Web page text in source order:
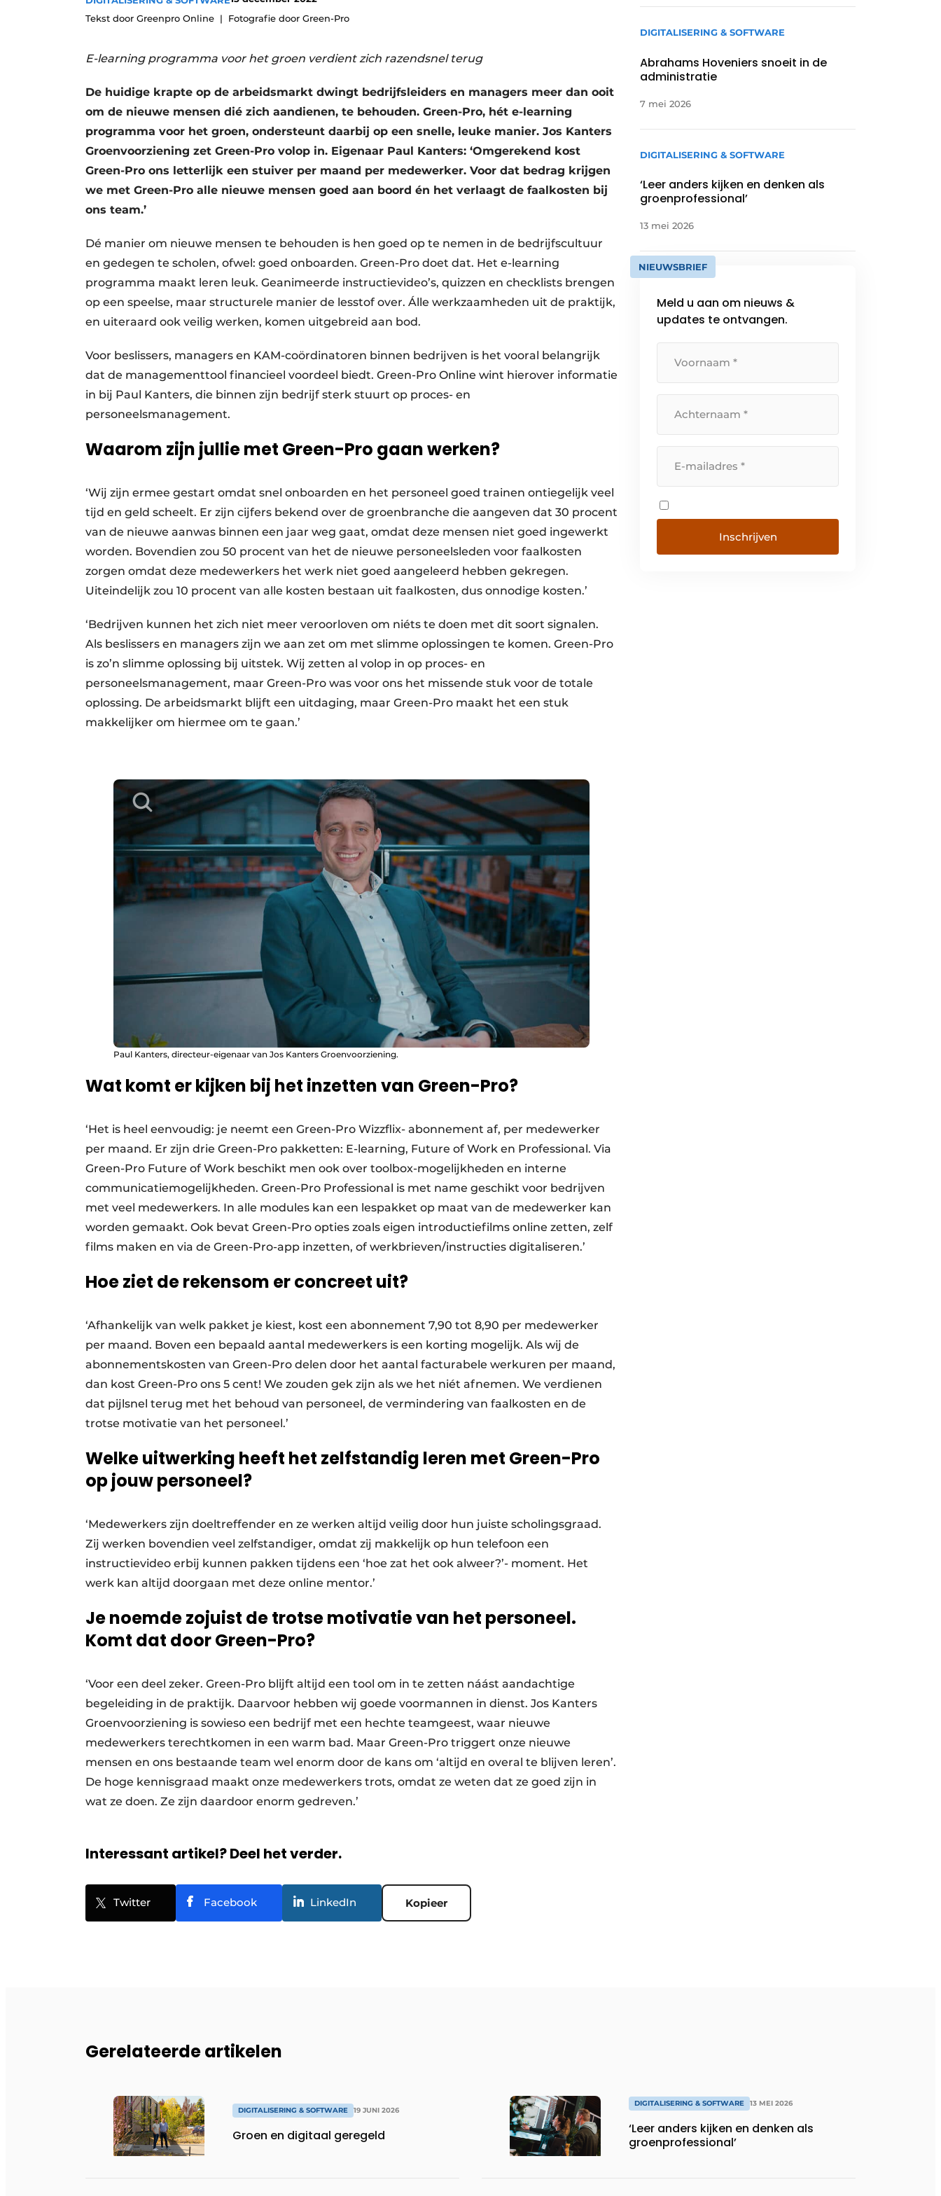
Save the Date
Vacatures
Video’s
Tekst door Greenpro Online
Fotografie door Green-Pro
E-learning programma voor het groen verdient zich razendsnel terug
De huidige krapte op de arbeidsmarkt dwingt bedrijfsleiders en managers meer dan ooit
om de nieuwe mensen dié zich aandienen, te behouden. Green-Pro, hét e-learning
programma voor het groen, ondersteunt daarbij op een snelle, leuke manier. Jos Kanters
Groenvoorziening zet Green-Pro volop in. Eigenaar Paul Kanters: ‘Omgerekend kost
Green-Pro ons letterlijk een stuiver per maand per medewerker. Voor dat bedrag krijgen
we met Green-Pro alle nieuwe mensen goed aan boord én het verlaagt de faalkosten bij
ons team.’
Dé manier om nieuwe mensen te behouden is hen goed op te nemen in de bedrijfscultuur
en gedegen te scholen, ofwel: goed onboarden. Green-Pro doet dat. Het e-learning
programma maakt leren leuk. Geanimeerde instructievideo’s, quizzen en checklists brengen
op een speelse, maar structurele manier de lesstof over. Álle werkzaamheden uit de praktijk,
en uiteraard ook veilig werken, komen uitgebreid aan bod.
Voor beslissers, managers en KAM-coördinatoren binnen bedrijven is het vooral belangrijk
dat de managementtool financieel voordeel biedt. Green-Pro Online wint hierover informatie
in bij Paul Kanters, die binnen zijn bedrijf sterk stuurt op proces- en
personeelsmanagement.
Waarom zijn jullie met Green-Pro gaan werken?
‘Wij zijn ermee gestart omdat snel onboarden en het personeel goed trainen ontiegelijk veel
tijd en geld scheelt. Er zijn cijfers bekend over de groenbranche die aangeven dat 30 procent
van de nieuwe aanwas binnen een jaar weg gaat, omdat deze mensen niet goed ingewerkt
worden. Bovendien zou 50 procent van het de nieuwe personeelsleden voor faalkosten
zorgen omdat deze medewerkers het werk niet goed aangeleerd hebben gekregen.
Uiteindelijk zou 10 procent van alle kosten bestaan uit faalkosten, dus onnodige kosten.’
‘Bedrijven kunnen het zich niet meer veroorloven om niéts te doen met dit soort signalen.
Als beslissers en managers zijn we aan zet om met slimme oplossingen te komen. Green-Pro
is zo’n slimme oplossing bij uitstek. Wij zetten al volop in op proces- en
personeelsmanagement, maar Green-Pro was voor ons het missende stuk voor de totale
oplossing. De arbeidsmarkt blijft een uitdaging, maar Green-Pro maakt het een stuk
makkelijker om hiermee om te gaan.’
Paul Kanters, directeur-eigenaar van Jos Kanters Groenvoorziening.
Wat komt er kijken bij het inzetten van Green-Pro?
‘Het is heel eenvoudig: je neemt een Green-Pro Wizzflix- abonnement af, per medewerker
per maand. Er zijn drie Green-Pro pakketten: E-learning, Future of Work en Professional. Via
Green-Pro Future of Work beschikt men ook over toolbox-mogelijkheden en interne
communicatiemogelijkheden. Green-Pro Professional is met name geschikt voor bedrijven
met veel medewerkers. In alle modules kan een lespakket op maat van de medewerker kan
worden gemaakt. Ook bevat Green-Pro opties zoals eigen introductiefilms online zetten, zelf
films maken en via de Green-Pro-app inzetten, of werkbrieven/instructies digitaliseren.’
Hoe ziet de rekensom er concreet uit?
‘Afhankelijk van welk pakket je kiest, kost een abonnement 7,90 tot 8,90 per medewerker
per maand. Boven een bepaald aantal medewerkers is een korting mogelijk. Als wij de
abonnementskosten van Green-Pro delen door het aantal facturabele werkuren per maand,
dan kost Green-Pro ons 5 cent! We zouden gek zijn als we het niét afnemen. We verdienen
dat pijlsnel terug met het behoud van personeel, de vermindering van faalkosten en de
trotse motivatie van het personeel.’
Welke uitwerking heeft het zelfstandig leren met Green-Pro
op jouw personeel?
‘Medewerkers zijn doeltreffender en ze werken altijd veilig door hun juiste scholingsgraad.
Zij werken bovendien veel zelfstandiger, omdat zij makkelijk op hun telefoon een
instructievideo erbij kunnen pakken tijdens een ‘hoe zat het ook alweer?’- moment. Het
werk kan altijd doorgaan met deze online mentor.’
Je noemde zojuist de trotse motivatie van het personeel.
Komt dat door Green-Pro?
‘Voor een deel zeker. Green-Pro blijft altijd een tool om in te zetten náást aandachtige
begeleiding in de praktijk. Daarvoor hebben wij goede voormannen in dienst. Jos Kanters
Groenvoorziening is sowieso een bedrijf met een hechte teamgeest, waar nieuwe
medewerkers terechtkomen in een warm bad. Maar Green-Pro triggert onze nieuwe
mensen en ons bestaande team wel enorm door de kans om ‘altijd en overal te blijven leren’.
De hoge kennisgraad maakt onze medewerkers trots, omdat ze weten dat ze goed zijn in
wat ze doen. Ze zijn daardoor enorm gedreven.’
Interessant artikel? Deel het verder.
Twitter Facebook LinkedIn Kopieer
DIGITALISERING & SOFTWARE
Abrahams Hoveniers snoeit in de
administratie
7 mei 2026
DIGITALISERING & SOFTWARE
‘Leer anders kijken en denken als
groenprofessional’
13 mei 2026
NIEUWSBRIEF
Meld u aan om nieuws &
updates te ontvangen.
Gerelateerde artikelen
DIGITALISERING & SOFTWARE 19 JUNI 2026
Groen en digitaal geregeld
DIGITALISERING & SOFTWARE 13 MEI 2026
‘Leer anders kijken en denken als
groenprofessional’